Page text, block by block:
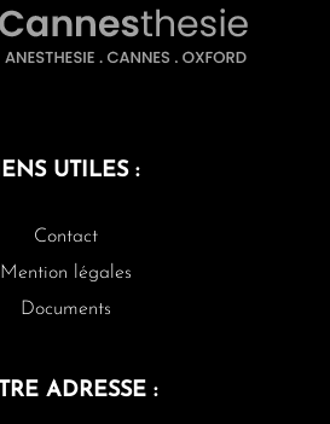
UTILES :
Contact
Mention légales
Documents
ADRESSE :